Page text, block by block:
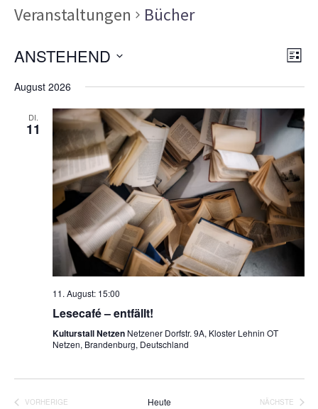
Veranstaltungen Bücher
LISTE
ANSTEHEND
wählen.
August 2026
DI.
11
11. August: 15:00
Lesecafé – entfällt!
Kulturstall Netzen Netzener Dorfstr. 9A, Kloster Lehnin OT
Netzen, Brandenburg, Deutschland
VORHERIGE
Heute
NÄCHSTE